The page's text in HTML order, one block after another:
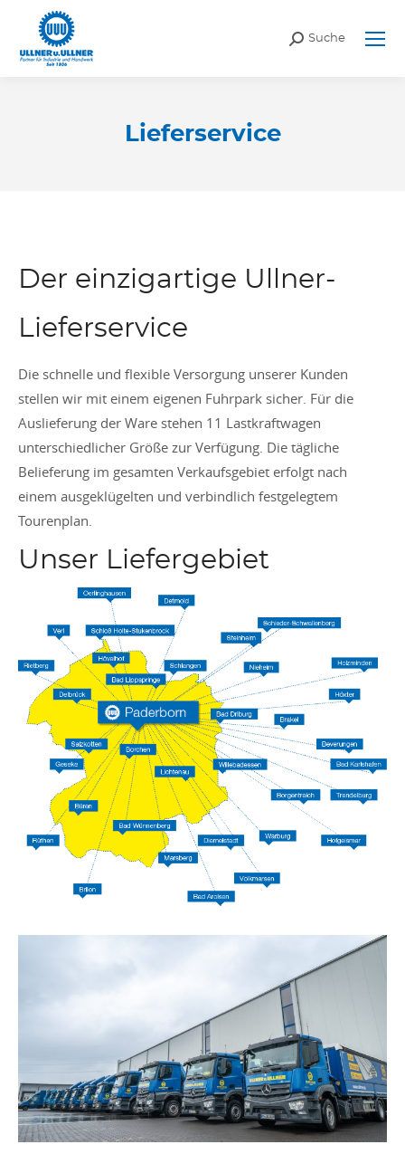
Search:
Suche
Lieferservice
Der einzigartige Ullner-
Lieferservice
Die schnelle und flexible Versorgung unserer Kunden
stellen wir mit einem eigenen Fuhrpark sicher. Für die
Auslieferung der Ware stehen 11 Lastkraftwagen
unterschiedlicher Größe zur Verfügung. Die tägliche
Belieferung im gesamten Verkaufsgebiet erfolgt nach
einem ausgeklügelten und verbindlich festgelegtem
Tourenplan.
Unser Liefergebiet